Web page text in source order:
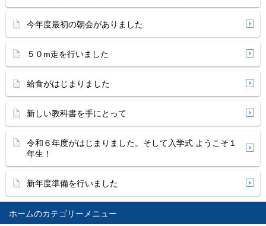
ホーム
今年度最初の朝会がありました
５０m走を行いました
給食がはじまりました
新しい教科書を手にとって
令和６年度がはじまりました。そして入学式 ようこそ１
年生！
新年度準備を行いました